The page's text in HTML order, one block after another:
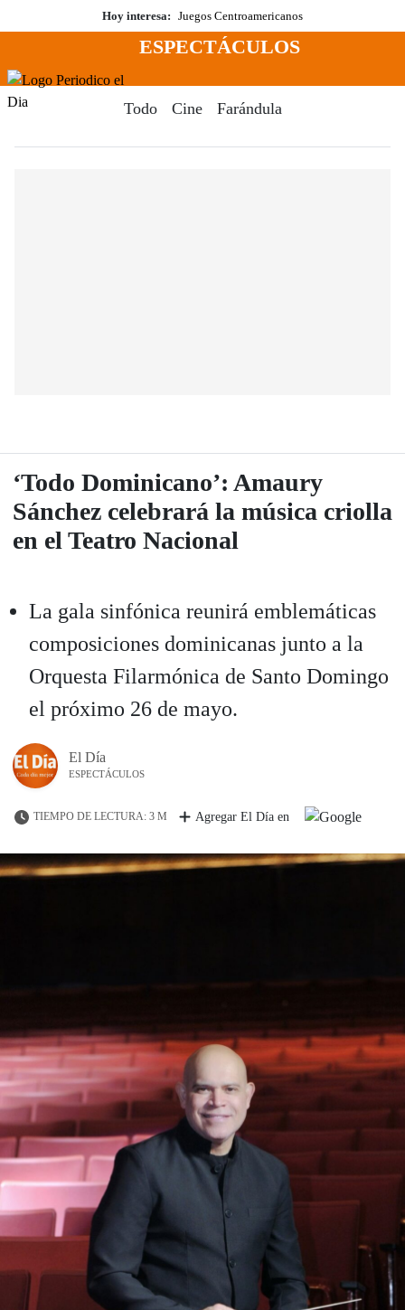
al
Hoy interesa: Juegos Centroamericanos
Menú
ESPECTÁCULOS
Todo Cine Farándula
‘Todo Dominicano’: Amaury
Sánchez celebrará la música criolla
en el Teatro Nacional
La gala sinfónica reunirá emblemáticas
composiciones dominicanas junto a la
Orquesta Filarmónica de Santo Domingo
el próximo 26 de mayo.
El Día
ESPECTÁCULOS
TIEMPO DE LECTURA: 3 M Agregar El Día en